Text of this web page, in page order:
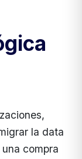
la data
compra